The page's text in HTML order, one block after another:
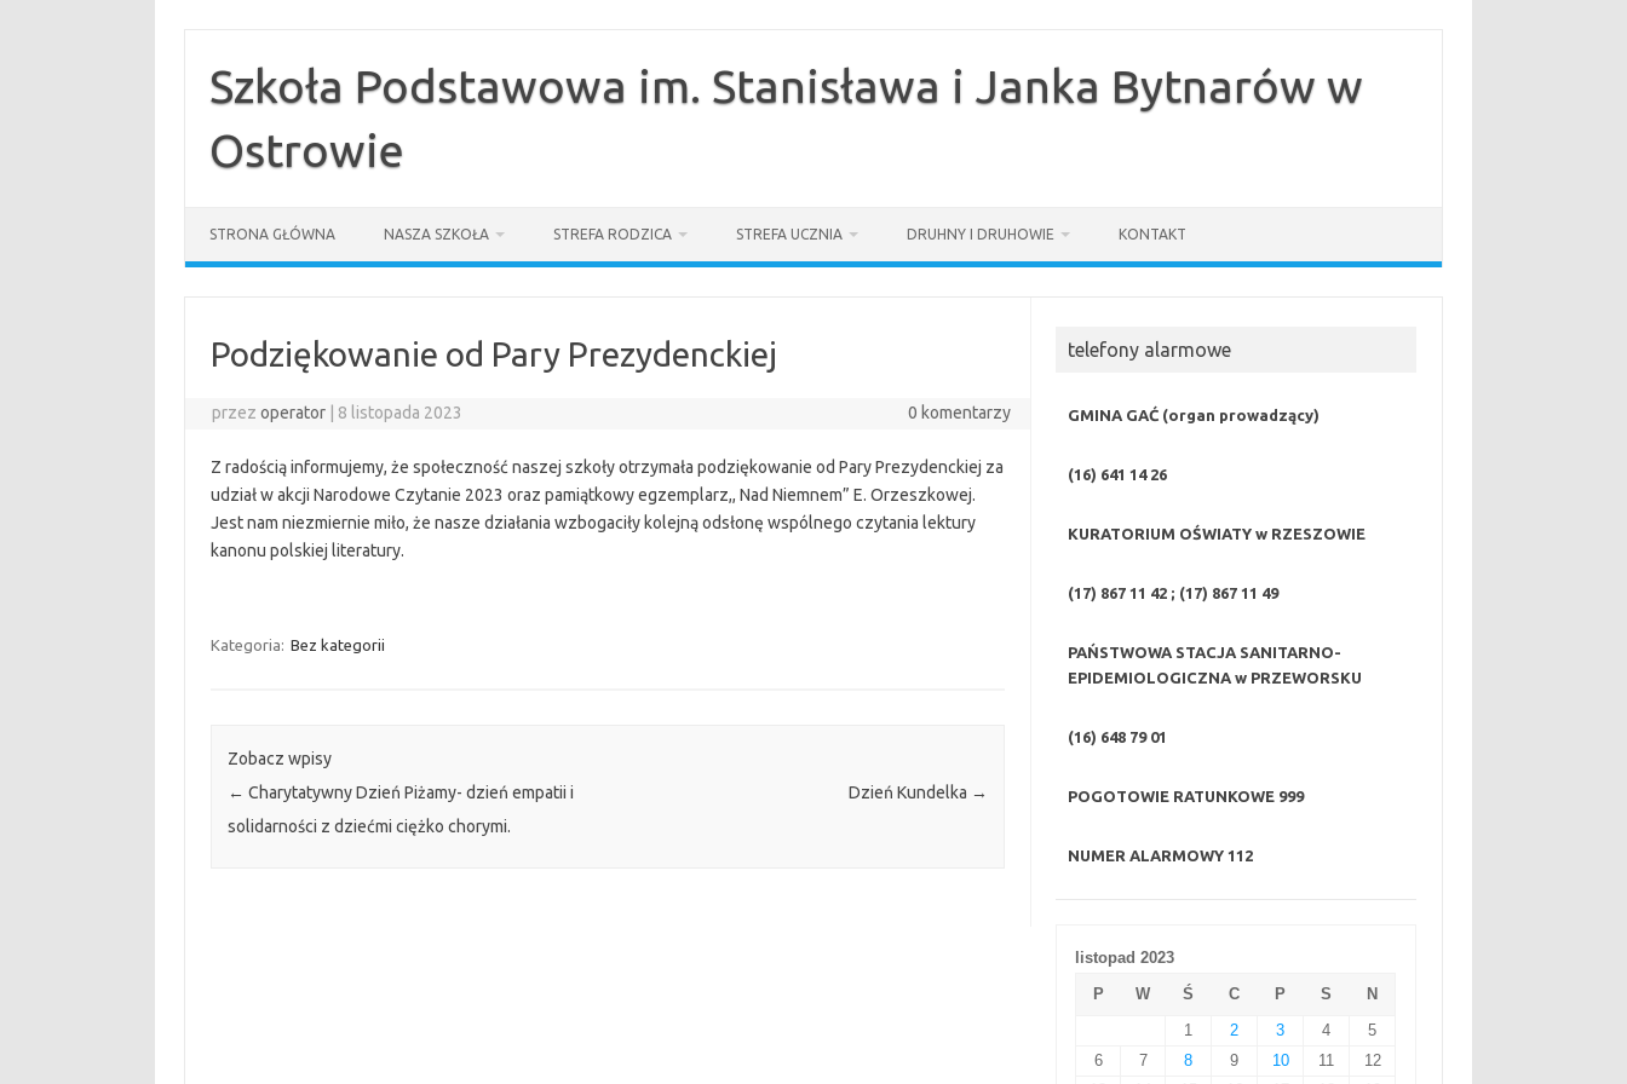
treściSzkoła Podstawowa im. Stanisława i Janka Bytnarów w
Ostrowie
STRONA GŁÓWNA NASZA SZKOŁA STREFA RODZICA STREFA UCZNIA DRUHNY I DRUHOWIE KONTAKT
Podziękowanie od Pary Prezydenckiej
przezoperator 8 listopada 2023 0 komentarzy
Z radością informujemy, że społeczność naszej szkoły otrzymała podziękowanie od Pary Prezydenckiej za
udział w akcji Narodowe Czytanie 2023 oraz pamiątkowy egzemplarz,, Nad Niemnem” E. Orzeszkowej.
Jest nam niezmiernie miło, że nasze działania wzbogaciły kolejną odsłonę wspólnego czytania lektury
kanonu polskiej literatury.
Kategoria: Bez kategorii
Zobacz wpisy
← Charytatywny Dzień Piżamy- dzień empatii i
solidarności z dziećmi ciężko chorymi.
Dzień Kundelka →
telefony alarmowe
GMINA GAĆ (organ prowadzący)
(16) 641 14 26
KURATORIUM OŚWIATY w RZESZOWIE
(17) 867 11 42 ; (17) 867 11 49
PAŃSTWOWA STACJA SANITARNO-
EPIDEMIOLOGICZNA w PRZEWORSKU
(16) 648 79 01
POGOTOWIE RATUNKOWE 999
NUMER ALARMOWY112
listopad 2023
P
W Ś C P S
N
1
2 3 4
5
6
7 8 9 10 11
12